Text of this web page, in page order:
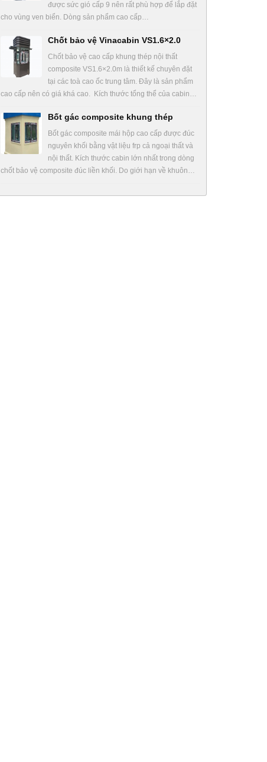
được sức gió cấp 9 nên rất phù hợp để lắp đặt
cho vùng ven biển. Dòng sản phẩm cao cấp…
Chốt bảo vệ Vinacabin VS1.6×2.0
Chốt bảo vệ cao cấp khung thép nội thất
composite VS1.6×2.0m là thiết kế chuyên đặt
tại các toà cao ốc trung tâm. Đây là sản phẩm
cao cấp nên có giá khá cao. Kích thước tổng thể của cabin…
Bốt gác composite khung thép
Bốt gác composite mái hộp cao cấp được đúc
nguyên khối bằng vật liệu frp cả ngoại thất và
nội thất. Kích thước cabin lớn nhất trong dòng
chốt bảo vệ composite đúc liền khối. Do giới hạn về khuôn…